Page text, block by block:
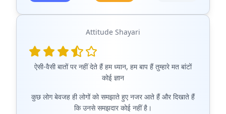
Attitude Shayari
ऐसी-वैसी बातों पर नहीं देते हैं हम ध्यान, हम बाप हैं तुम्हारे मत बांटों
कोई ज्ञान
कुछ लोग बेवजह ही लोगों को समझाते हुए नजर आते हैं और दिखाते हैं
कि उनसे समझदार कोई नहीं है।